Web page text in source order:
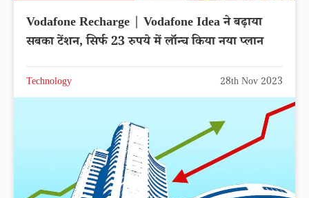
Vodafone Recharge | Vodafone Idea ने बढ़ाया
सबका टेंशन, सिर्फ 23 रुपये में लॉन्च किया नया प्लान
Technology 28th Nov 2023